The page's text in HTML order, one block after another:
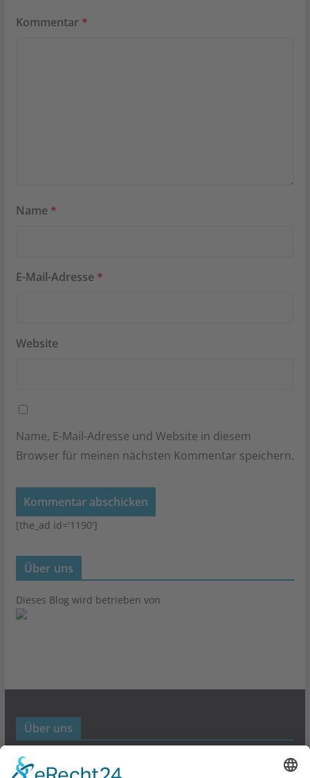
Kommentar *
Name *
E-Mail-Adresse *
Website
Name, E-Mail-Adresse und Website in diesem
Browser für meinen nächsten Kommentar speichern.
[the_ad id='1190']
Über uns
Dieses Blog wird betrieben von
Über uns
Werbund- und Marketing Blog